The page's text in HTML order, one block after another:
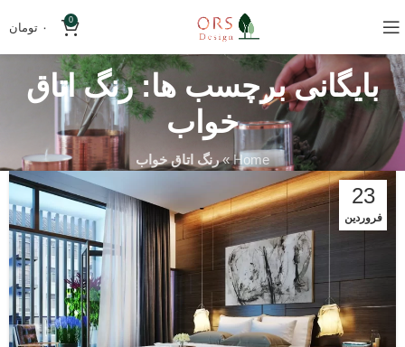
0
۰ تومان
بایگانی برچسب ها: رنگ اتاق
خواب
Home
»رنگ اتاق خواب
23
فروردین